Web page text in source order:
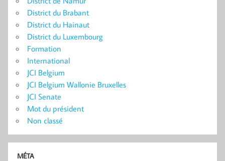
District du Brabant
District du Hainaut
District du Luxembourg
Formation
International
JCI Belgium
JCI Belgium Wallonie Bruxelles
JCI Senate
Mot du président
Non classé
MÉTA